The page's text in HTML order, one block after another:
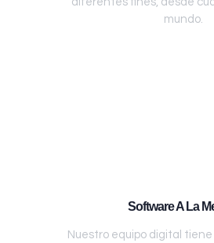
mundo.
Software A La
Nuestro equipo digital